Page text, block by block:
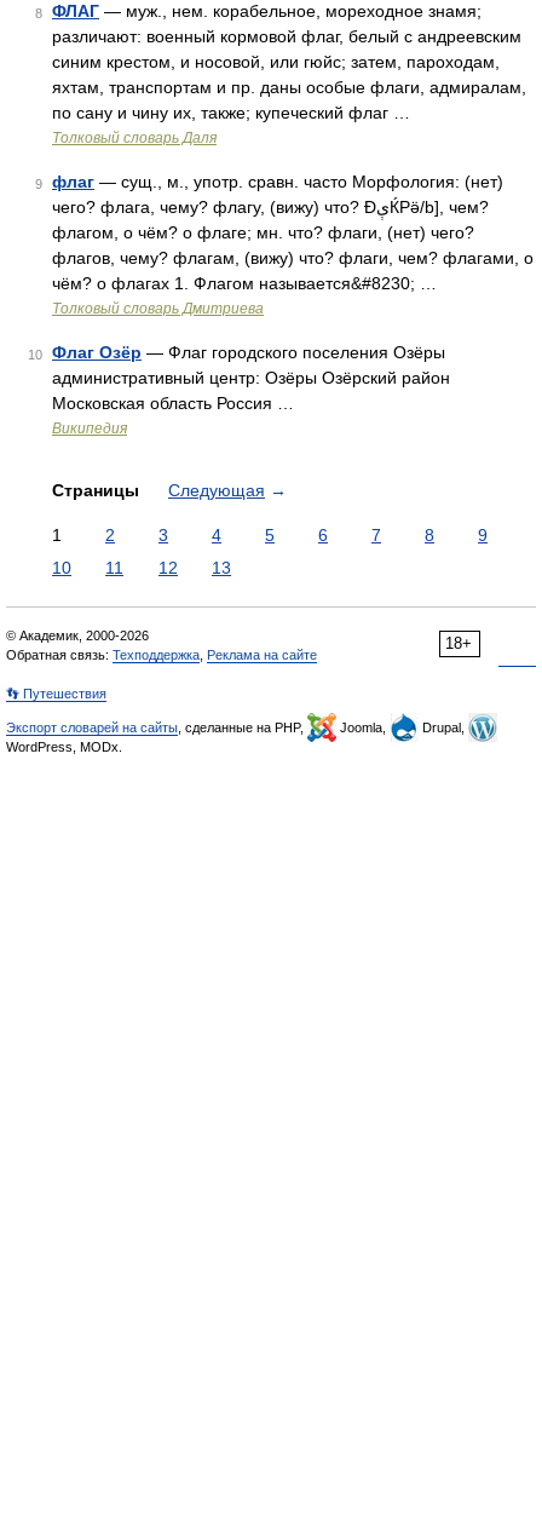
8 ФЛАГ — муж., нем. корабельное, мореходное знамя;
различают: военный кормовой флаг, белый с андреевским
синим крестом, и носовой, или гюйс; затем, пароходам,
яхтам, транспортам и пр. даны особые флаги, адмиралам,
по сану и чину их, также; купеческий флаг …
Толковый словарь Даля
9 флаг — сущ., м., употр. сравн. часто Морфология: (нет)
чего? флага, чему? флагу, (вижу) что? ĐېЌPӛ/b], чем?
флагом, о чём? о флаге; мн. что? флаги, (нет) чего?
флагов, чему? флагам, (вижу) что? флаги, чем? флагами, о
чём? о флагах 1. Флагом называется&#8230; …
Толковый словарь Дмитриева
10 Флаг Озёр — Флаг городского поселения Озёры
административный центр: Озёры Озёрский район
Московская область Россия …
Википедия
Страницы Следующая →
1 2 3 4 5 6 7 8
9
10
11 12 13
18+
© Академик, 2000-2026
Обратная связь: Техподдержка Реклама на сайте
👣 Путешествия
Экспорт словарей на сайты , сделанные на PHP, Joomla,
Drupal,
WordPress, MODx.